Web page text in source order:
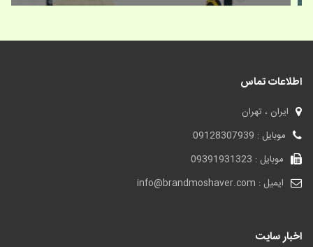
اطلاعات تماس
ایران ، تهران
موبایل : 09128307939
موبایل : 09391931323
ایمیل : info@brandmoshaver.com
اخبار سایت